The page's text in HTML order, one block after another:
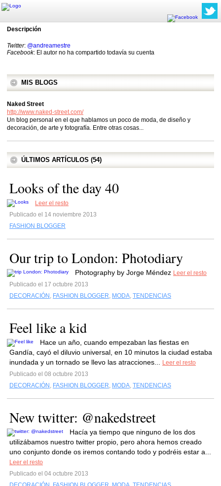
Descripción
Twitter: @andreamestre
Facebook: El autor no ha compartido todavía su cuenta
MIS BLOGS
Naked Street
http://www.naked-street.com/
Un blog personal en el que hablamos un poco de moda, de diseño y
decoración, de arte y fotografía. Entre otras cosas...
ÚLTIMOS ARTÍCULOS (54)
Looks of the day 40
Leer el resto
Publicado el 14 noviembre 2013
FASHION BLOGGER
Our trip to London: Photodiary
Photography by Jorge Méndez Leer el resto
Publicado el 17 octubre 2013
DECORACIÓN , FASHION BLOGGER, MODA, TENDENCIAS
Feel like a kid
Hace un año, cuando empezaban las fiestas en
Gandía, cayó el diluvio universal, en 10 minutos la ciudad estaba
inundada y un tornado se llevo las atracciones...
Leer el resto
Publicado el 08 octubre 2013
DECORACIÓN , FASHION BLOGGER, MODA, TENDENCIAS
New twitter: @nakedstreet
Hacía ya tiempo que ninguno de los dos
utilizábamos nuestro twitter propio, pero ahora hemos creado
uno conjunto donde os iremos contando todo y podréis estar a...
Leer el resto
Publicado el 04 octubre 2013